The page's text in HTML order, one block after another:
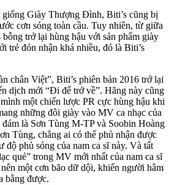
Giày Thượng Đình, Biti’s cũng bị
cơn sóng toàn cầu. Tuy nhiên, từ giữa
bỗng trở lại hùng hậu với sản phẩm giày
trẻ đón nhận khá nhiều, đó là Biti’s
chân Việt”, Biti’s phiên bản 2016 trở lại
dịch mới “Đi để trở về”. Hãng này cũng
một chiến lược PR cực hùng hậu khi
những đôi giày vào MV ca nhạc của
đám là Sơn Tùng M-TP và Soobin Hoàng
Tùng, chẳng ai có thể phủ nhận được
độ phủ sóng của nam ca sĩ này. Và tất
quẻ” trong MV mới nhất của nam ca sĩ
một cơn bão dữ dội, khiến người hâm
bằng được.